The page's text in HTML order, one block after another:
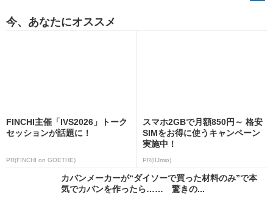
今、あなたにオススメ
FINCHI主催「IVS2026」トーク
セッションが話題に！
PR(FINCHI on GOETHE)
スマホ2GBで月額850円～ 格安
SIMをお得に使うキャンペーン
実施中！
PR(IIJmio)
カバンメーカーが“ダイソーで買った材料のみ”で本
気でカバンを作ったら…… 驚きの...